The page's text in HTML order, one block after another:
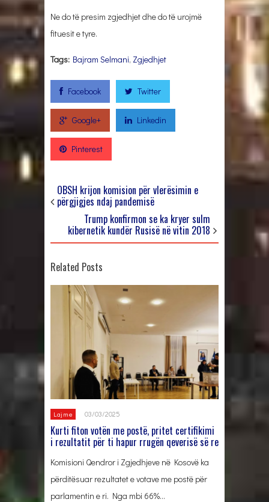
Ne do të presim zgjedhjet dhe do të urojmë
fituesit e tyre.
Tags: Bajram Selmani, Zgjedhjet
Facebook Twitter
Google+ Linkedin
Pinterest
OBSH krijon komision për vlerësimin e
përgjigjes ndaj pandemisë
Trump konfirmon se ka kryer sulm
kibernetik kundër Rusisë në vitin 2018
Related Posts
Lajme 03/03/2025
Kurti fiton votën me postë, pritet certifikimi
i rezultatit për ti hapur rrugën qeverisë së re
Komisioni Qendror i Zgjedhjeve në Kosovë ka
përditësuar rezultatet e votave me postë për
parlamentin e ri. Nga mbi 66%…